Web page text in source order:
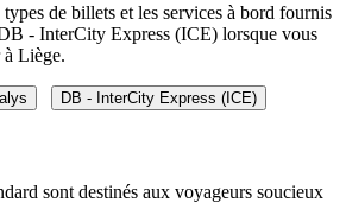
de billets et les services à bord fournis
- InterCity Express (ICE) lorsque vous
Liège.
DB - InterCity Express (ICE)
sont destinés aux voyageurs soucieux